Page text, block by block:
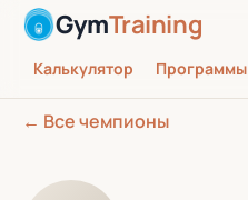
GymTraining
Калькулятор Программы
← Все чемпионы